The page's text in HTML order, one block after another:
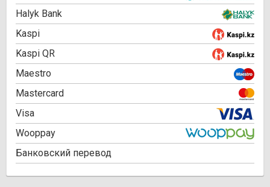
Halyk Bank
Kaspi
Kaspi QR
Maestro
Mastercard
Visa
Wooppay
Банковский перевод